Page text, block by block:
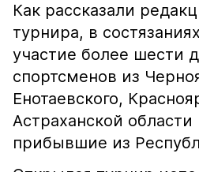
Как рассказали
турнира, в
участие более шести
спортсменов из
Енотаевского,
Астраханской области
прибывшие из